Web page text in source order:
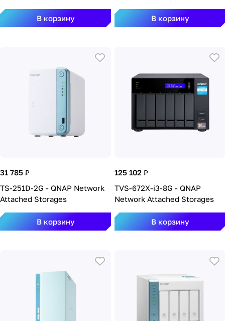
В корзину В корзину
31 785 ₽
TS-251D-2G - QNAP Network
Attached Storages
В корзину
125 102 ₽
TVS-672X-i3-8G - QNAP
Network Attached Storages
В корзину